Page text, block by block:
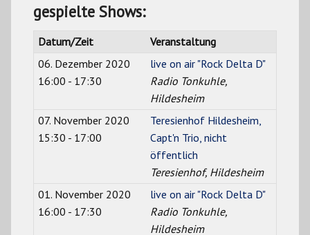
gespielte Shows:
Datum/Zeit
Veranstaltung
06. Dezember 2020
16:00 - 17:30
live on air "Rock Delta D"
Radio Tonkuhle,
Hildesheim
07. November 2020
15:30 - 17:00
Teresienhof Hildesheim,
Capt'n Trio, nicht
öffentlich
Teresienhof, Hildesheim
01. November 2020
16:00 - 17:30
live on air "Rock Delta D"
Radio Tonkuhle,
Hildesheim